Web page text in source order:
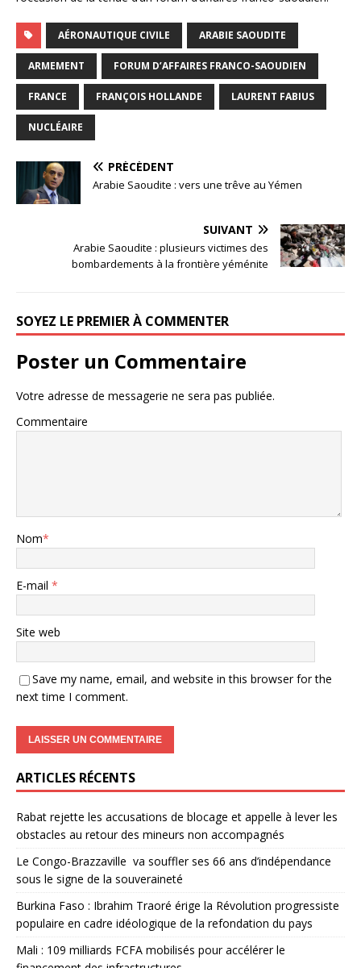
AÉRONAUTIQUE CIVILE ARABIE SAOUDITE
ARMEMENT FORUM D’AFFAIRES FRANCO-SAOUDIEN
FRANCE FRANÇOIS HOLLANDE LAURENT FABIUS
NUCLÉAIRE
PRÉCÉDENT
Arabie Saoudite : vers une trêve au Yémen
SUIVANT
Arabie Saoudite : plusieurs victimes des
bombardements à la frontière yéménite
SOYEZ LE PREMIER À COMMENTER
Poster un Commentaire
Votre adresse de messagerie ne sera pas publiée.
Commentaire
Nom*
E-mail *
Site web
Save my name, email, and website in this browser for the
next time I comment.
ARTICLES RÉCENTS
Rabat rejette les accusations de blocage et appelle à lever les
obstacles au retour des mineurs non accompagnés
Le Congo-Brazzaville va souffler ses 66 ans d’indépendance
sous le signe de la souveraineté
Burkina Faso : Ibrahim Traoré érige la Révolution progressiste
populaire en cadre idéologique de la refondation du pays
Mali : 109 milliards FCFA mobilisés pour accélérer le